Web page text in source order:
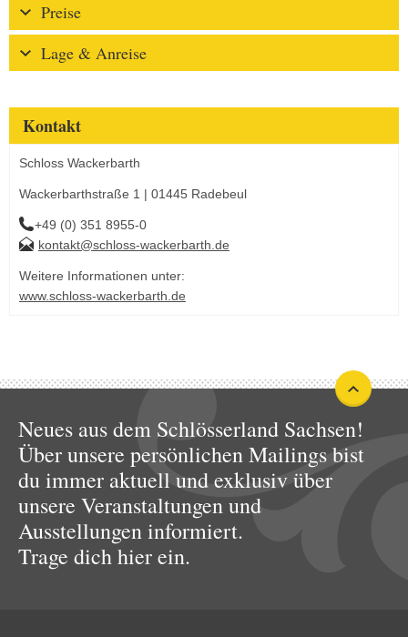
Preise
Lage & Anreise
Kontakt
Schloss Wackerbarth
Wackerbarthstraße 1 | 01445 Radebeul
+49 (0) 351 8955-0
kontakt@schloss-wackerbarth.de
Weitere Informationen unter:
www.schloss-wackerbarth.de
Neues aus dem Schlösserland Sachsen!
Über unsere persönlichen Mailings bist
du immer aktuell und exklusiv über
unsere Veranstaltungen und
Ausstellungen informiert.
Trage dich hier ein.